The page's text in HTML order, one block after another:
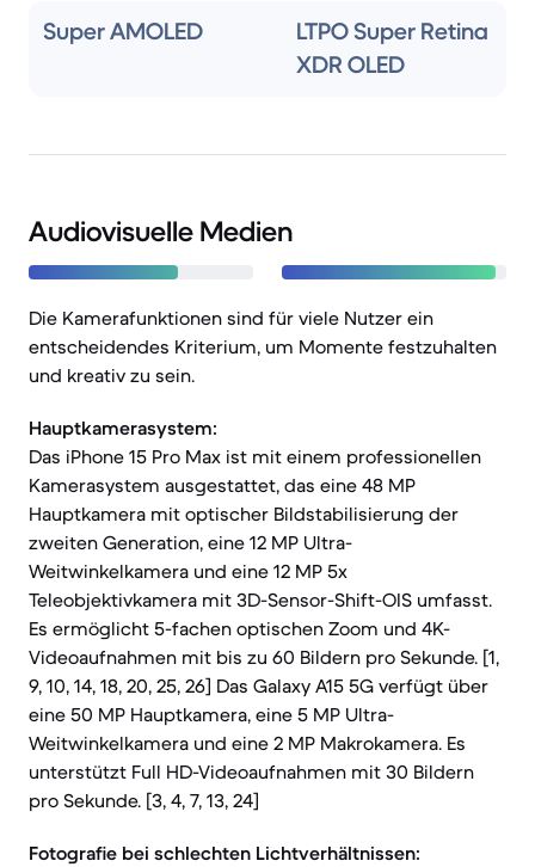
Super AMOLED
LTPO Super Retina
XDR OLED
Audiovisuelle Medien
Die Kamerafunktionen sind für viele Nutzer ein
entscheidendes Kriterium, um Momente festzuhalten
und kreativ zu sein.
Hauptkamerasystem:
Das iPhone 15 Pro Max ist mit einem professionellen
Kamerasystem ausgestattet, das eine 48 MP
Hauptkamera mit optischer Bildstabilisierung der
zweiten Generation, eine 12 MP Ultra-
Weitwinkelkamera und eine 12 MP 5x
Teleobjektivkamera mit 3D-Sensor-Shift-OIS umfasst.
Es ermöglicht 5-fachen optischen Zoom und 4K-
Videoaufnahmen mit bis zu 60 Bildern pro Sekunde. [1,
9, 10, 14, 18, 20, 25, 26] Das Galaxy A15 5G verfügt über
eine 50 MP Hauptkamera, eine 5 MP Ultra-
Weitwinkelkamera und eine 2 MP Makrokamera. Es
unterstützt Full HD-Videoaufnahmen mit 30 Bildern
pro Sekunde. [3, 4, 7, 13, 24]
Fotografie bei schlechten Lichtverhältnissen: